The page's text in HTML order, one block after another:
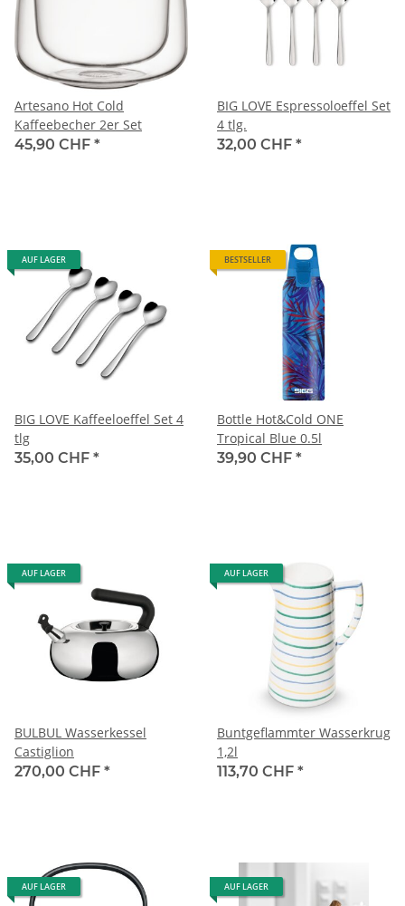
Artesano Hot Cold
Kaffeebecher 2er Set
45,90 CHF *
BIG LOVE Espressoloeffel Set
4 tlg.
32,00 CHF *
AUF LAGER
BIG LOVE Kaffeeloeffel Set 4
tlg
35,00 CHF *
BESTSELLER
Bottle Hot&Cold ONE
Tropical Blue 0.5l
39,90 CHF *
AUF LAGER
BULBUL Wasserkessel
Castiglion
270,00 CHF *
AUF LAGER
Buntgeflammter Wasserkrug
1,2l
113,70 CHF *
AUF LAGER AUF LAGER